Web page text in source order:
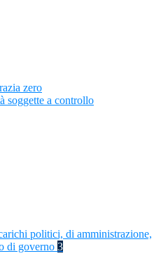
zero
soggette a controllo
politici, di amministrazione,
di governo 3